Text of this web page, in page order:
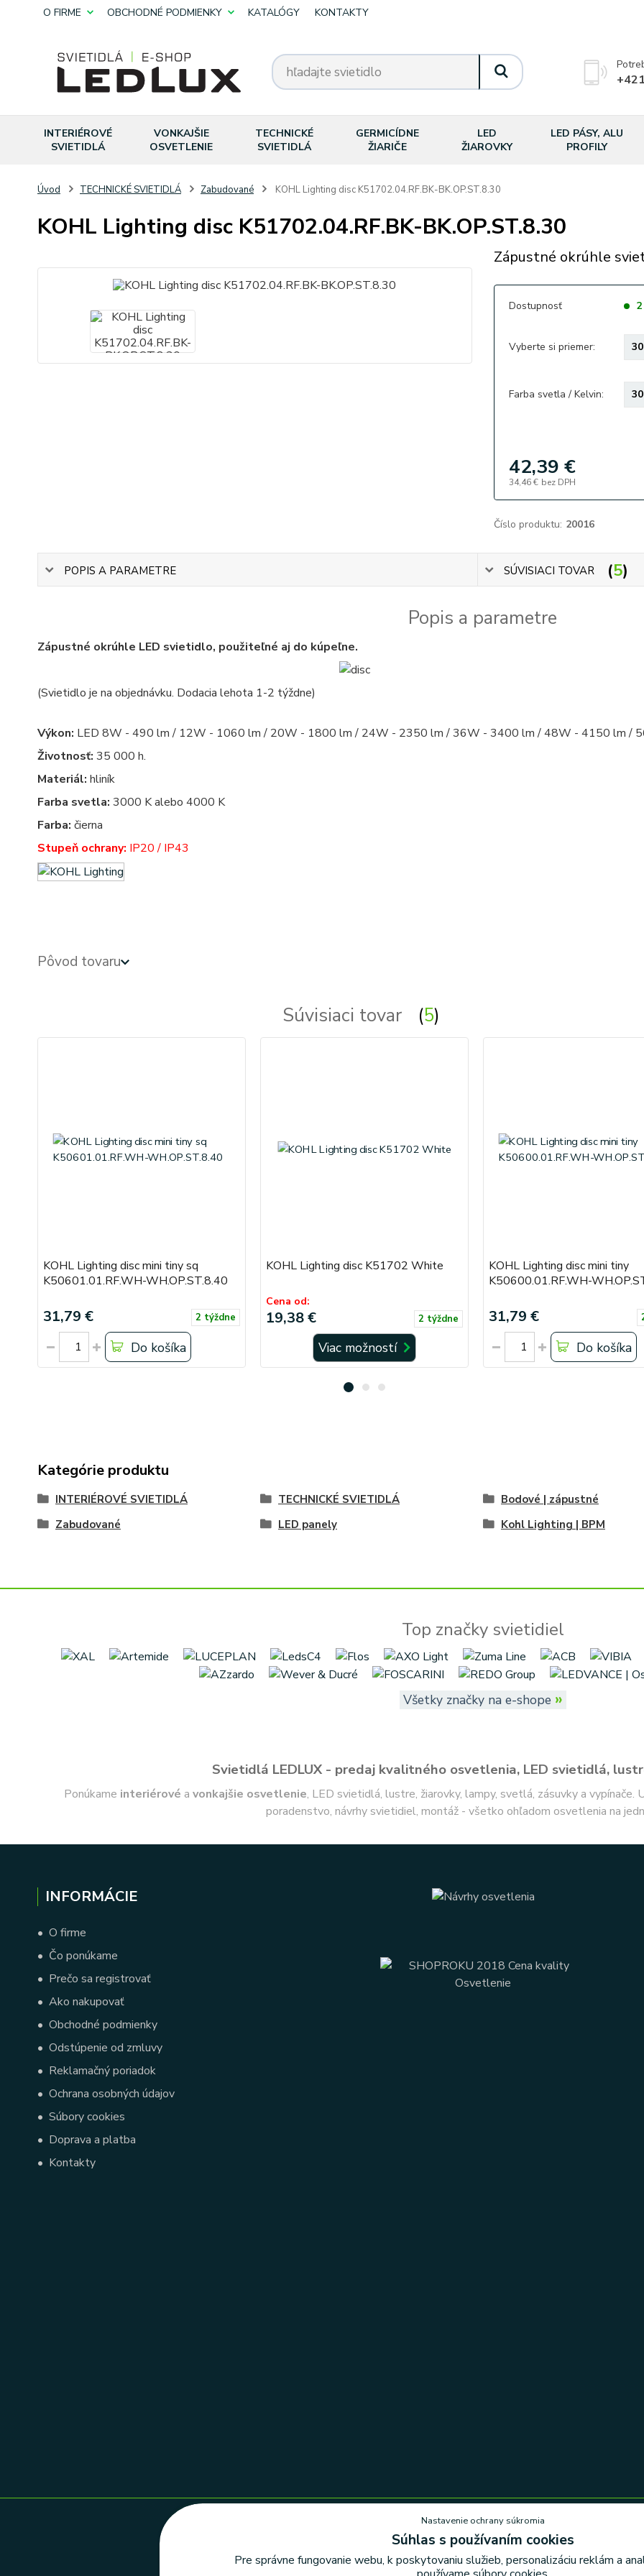
O FIRME OBCHODNÉ PODMIENKY KATALÓGY KONTAKTY
INTERIÉROVÉ
SVIETIDLÁ
VONKAJŠIE
OSVETLENIE
TECHNICKÉ
SVIETIDLÁ
GERMICÍDNE
ŽIARIČE
LED
ŽIAROVKY
LED PÁSY, ALU
PROFILY
Úvod TECHNICKÉ SVIETIDLÁ Zabudované KOHL Lighting disc K51702.04.RF.BK-BK.OP.ST.8.30
KOHL Lighting disc K51702.04.RF.BK-BK.OP.ST.8.30
Zápustné okrúhle
Dostupnosť
Vyberte si priemer:
Farba svetla / Kelvin:
42,39 €
34,46 € bez DPH
Číslo produktu: 20016
POPIS A PARAMETRE SÚVISIACI TOVAR 5
Popis a parametre
Zápustné okrúhle LED svietidlo, použiteľné aj do kúpeľne.
(Svietidlo je na objednávku. Dodacia lehota 1-2 týždne)
Výkon: LED 8W - 490 lm / 12W - 1060 lm / 20W - 1800 lm / 24W - 2350 lm / 36W - 3400 lm / 48W - 4150 lm /
Životnosť: 35 000 h.
Materiál: hliník
Farba svetla: 3000 K alebo 4000 K
Farba: čierna
Stupeň ochrany: IP20 / IP43
Pôvod tovaru
Súvisiaci tovar 5
KOHL Lighting disc mini tiny sq
K50601.01.RF.WH-WH.OP.ST.8.40
31,79 € 2 týždne
Do košíka
KOHL Lighting disc K51702 White
Cena od:
19,38 € 2 týždne
Viac možností
KOHL Lighting disc mini tiny
K50600.01.RF.WH-
31,79 €
Do košíka
Kategórie produktu
INTERIÉROVÉ SVIETIDLÁ TECHNICKÉ SVIETIDLÁ Bodové | zápustné
Zabudované
LED panely Kohl Lighting | BPM
Top značky svietidiel
Všetky značky na e-shope »
Svietidlá LEDLUX - predaj kvalitného osvetlenia, LED svietidlá,
Ponúkame interiérové a vonkajšie osvetlenie, LED svietidlá, lustre, žiarovky, lampy, svetlá, zásuvky a
poradenstvo, návrhy svietidiel, montáž - všetko ohľadom osvetlenia na
INFORMÁCIE
• O firme
• Čo ponúkame
• Prečo sa registrovať
• Ako nakupovať
• Obchodné podmienky
• Odstúpenie od zmluvy
• Reklamačný poriadok
• Ochrana osobných údajov
• Súbory cookies
• Doprava a platba
• Kontakty
Nastavenie ochrany súkromia
Nastavenie ochrany súkromia
Súhlas s používaním cookies
Pre správne fungovanie webu, k poskytovaniu služieb, personalizáciu reklám a